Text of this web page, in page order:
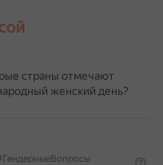
страны отмечают
женский день?